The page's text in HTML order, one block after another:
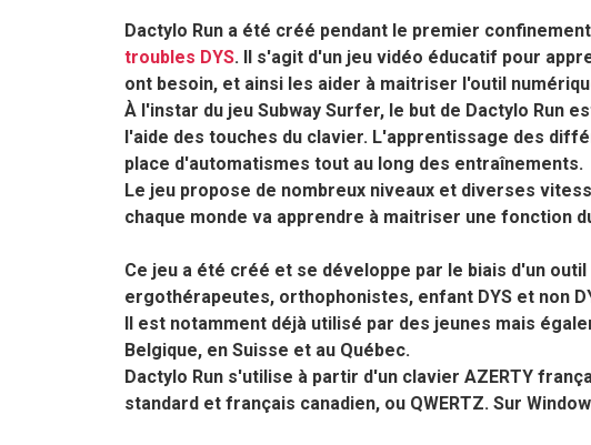
Dactylo Run a été créé pendant le premier
troubles DYS. Il s'agit d'un jeu vidéo éducatif pour
ont besoin, et ainsi les aider à maitriser l'outil
À l'instar du jeu Subway Surfer, le but de Dactylo Run
l'aide des touches du clavier. L'apprentissage des
place d'automatismes tout au long des entraînements.
Le jeu propose de nombreux niveaux et diverses
chaque monde va apprendre à maitriser une fonction
Ce jeu a été créé et se développe par le biais d'un
ergothérapeutes, orthophonistes, enfant DYS et non
Il est notamment déjà utilisé par des jeunes mais
Belgique, en Suisse et au Québec.
Dactylo Run s'utilise à partir d'un clavier AZERTY
standard et français canadien, ou QWERTZ. Sur